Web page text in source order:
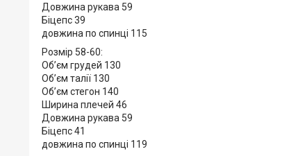
Довжина рукава 59
Біцепс 39
довжина по спинці 115
Розмір 58-60:
Обʼєм грудей 130
Обʼєм талії 130
Обʼєм стегон 140
Ширина плечей 46
Довжина рукава 59
Біцепс 41
довжина по спинці 119